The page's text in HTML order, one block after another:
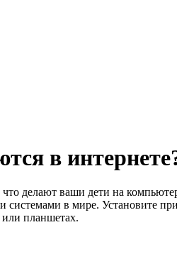
в
делают ваши дети на
в мире. Установите
планшетах.